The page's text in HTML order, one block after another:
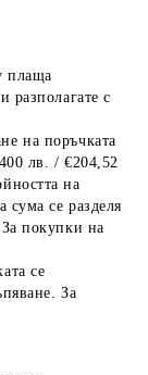
плаща
разполагате с
на поръчката
лв. / €204,52
на
сума се разделя
покупки на
се
За